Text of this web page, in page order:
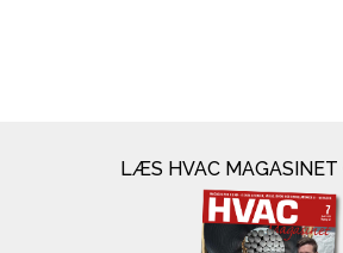
LÆS HVAC MAGASINET